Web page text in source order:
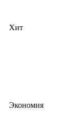
Хит
Экономия